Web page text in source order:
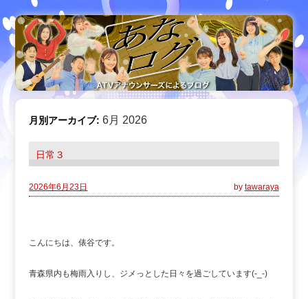
月別アーカイブ:6月 2026
日常３
2026年6月23日 by tawaraya
こんにちは、俵谷です。
青森県内も梅雨入りし、ジメっとした日々を過ごしています(-_-)